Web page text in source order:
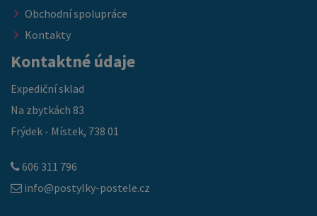
Obchodní spolupráce
Kontakty
Kontaktné údaje
Expediční sklad
Na zbytkách 83
Frýdek - Místek, 738 01
606 311 796
info@postylky-postele.cz